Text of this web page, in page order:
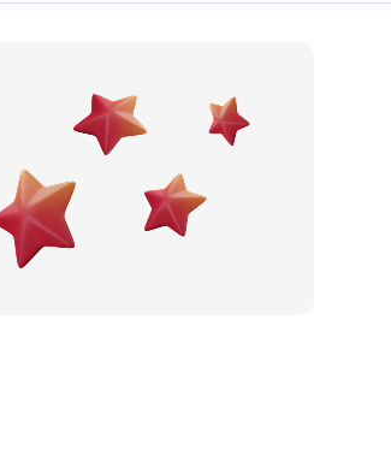
Smještaj
Oprema za ugostiteljstvo